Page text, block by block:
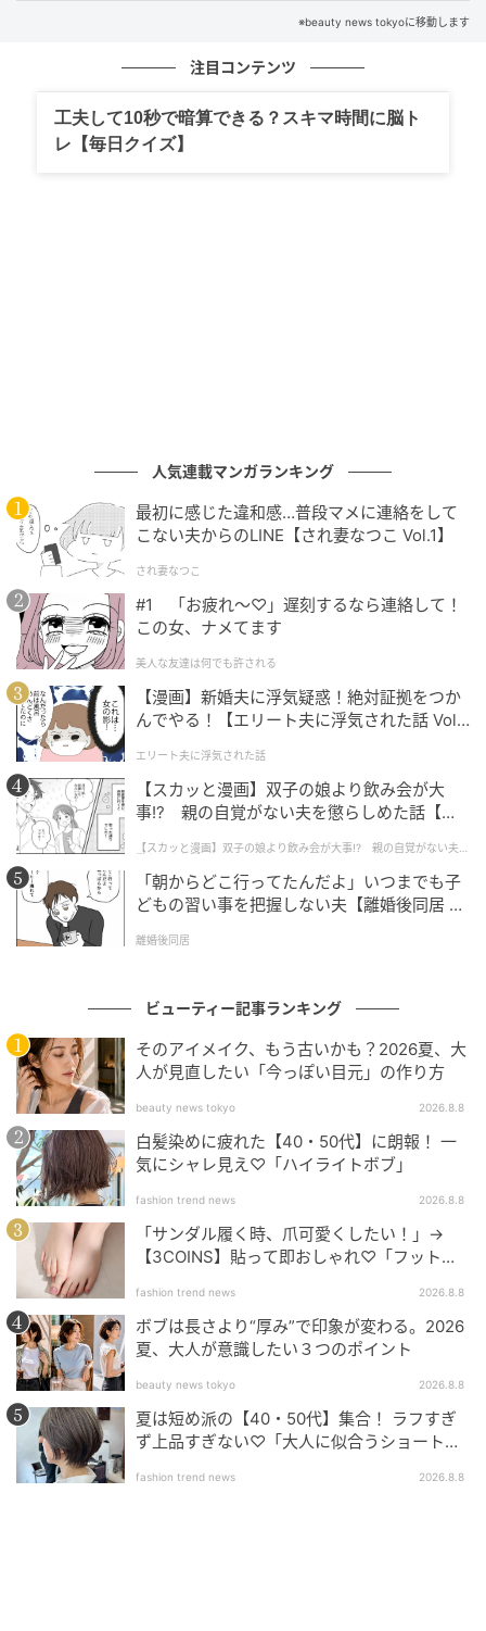
ぼかしすぎない。こうした小さな工夫だけでも、印象
顔の印象がぼやけると感じるときは、顔立ちそのもの
ではなく“輪郭の見え方”を見直すことが大切。姿勢や
肌の透明感を底上げする美白スキンケア３選
の記事をもっとみる
※beauty news tokyoに移動します
注目コンテンツ
工夫して10秒で暗算できる？スキマ時間に脳ト
レ【毎日クイズ】
人気連載マンガランキング
最初に感じた違和感…普段マメに連絡をして
こない夫からのLINE【され妻なつこ Vol.1】
され妻なつこ
#1 「お疲れ〜♡」遅刻するなら連絡して！
この女、ナメてます
美人な友達は何でも許される
【漫画】新婚夫に浮気疑惑！絶対証拠をつか
んでやる！【エリート夫に浮気された話 Vol.
エリート夫に浮気された話
【スカッと漫画】双子の娘より飲み会が大
事!? 親の自覚がない夫を懲らしめた話【第1
【スカッと漫画】双子の娘より飲み会が大事!? 親の自覚がない夫を
懲らしめた話
「朝からどこ行ってたんだよ」いつまでも子
どもの習い事を把握しない夫【離婚後同居 Vo
離婚後同居
ビューティー記事ランキング
そのアイメイク、もう古いかも？2026夏、大
人が見直したい「今っぽい目元」の作り方
beauty news tokyo 2026.8.8
白髪染めに疲れた【40・50代】に朗報！ 一
気にシャレ見え♡「ハイライトボブ」
fashion trend news 2026.8.8
「サンダル履く時、爪可愛くしたい！」→
【3COINS】貼って即おしゃれ♡「フット用
fashion trend news 2026.8.8
ボブは長さより“厚み”で印象が変わる。2026
夏、大人が意識したい３つのポイント
beauty news tokyo 2026.8.8
夏は短め派の【40・50代】集合！ ラフすぎ
ず上品すぎない♡「大人に似合うショートボ
fashion trend news 2026.8.8